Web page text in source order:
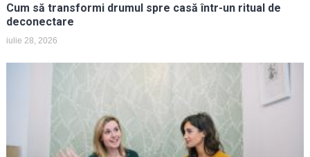
Cum să transformi drumul spre casă într-un ritual de
deconectare
iulie 28, 2026